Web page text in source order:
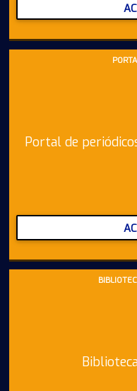
Portal de